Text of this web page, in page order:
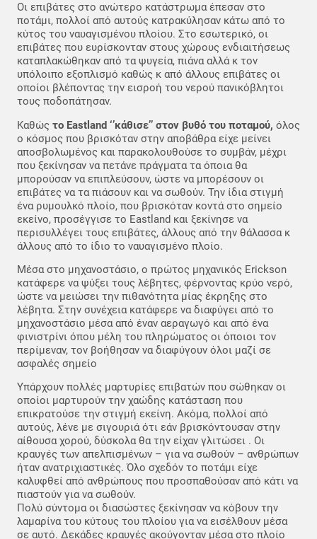
Οι επιβάτες στο ανώτερο κατάστρωμα έπεσαν στο
ποτάμι, πολλοί από αυτούς κατρακύλησαν κάτω από το
κύτος του ναυαγισμένου πλοίου. Στο εσωτερικό, οι
επιβάτες που ευρίσκονταν στους χώρους ενδιαιτήσεως
καταπλακώθηκαν από τα ψυγεία, πιάνα αλλά κ τον
υπόλοιπο εξοπλισμό καθώς κ από άλλους επιβάτες οι
οποίοι βλέποντας την εισροή του νερού πανικόβλητοι
τους ποδοπάτησαν.
Καθώς το Eastland ‘’κάθισε’’ στον βυθό του ποταμού, όλος
ο κόσμος που βρισκόταν στην αποβάθρα είχε μείνει
αποσβολωμένος και παρακολουθούσε το συμβάν, μέχρι
που ξεκίνησαν να πετάνε πράγματα τα όποια θα
μπορούσαν να επιπλεύσουν, ώστε να μπορέσουν οι
επιβάτες να τα πιάσουν και να σωθούν. Την ίδια στιγμή
ένα ρυμουλκό πλοίο, που βρισκόταν κοντά στο σημείο
εκείνο, προσέγγισε το Eastland και ξεκίνησε να
περισυλλέγει τους επιβάτες, άλλους από την θάλασσα κ
άλλους από το ίδιο το ναυαγισμένο πλοίο.
Μέσα στο μηχανοστάσιο, ο πρώτος μηχανικός Erickson
κατάφερε να ψύξει τους λέβητες, φέρνοντας κρύο νερό,
ώστε να μειώσει την πιθανότητα μίας έκρηξης στο
λέβητα. Στην συνέχεια κατάφερε να διαφύγει από το
μηχανοστάσιο μέσα από έναν αεραγωγό και από ένα
φινιστρίνι όπου μέλη του πληρώματος οι όποιοι τον
περίμεναν, τον βοήθησαν να διαφύγουν όλοι μαζί σε
ασφαλές σημείο
Υπάρχουν πολλές μαρτυρίες επιβατών που σώθηκαν οι
οποίοι μαρτυρούν την χαώδης κατάσταση που
επικρατούσε την στιγμή εκείνη. Ακόμα, πολλοί από
αυτούς, λένε με σιγουριά ότι εάν βρισκόντουσαν στην
αίθουσα χορού, δύσκολα θα την είχαν γλιτώσει . Οι
κραυγές των απελπισμένων – για να σωθούν – ανθρώπων
ήταν ανατριχιαστικές. Όλο σχεδόν το ποτάμι είχε
καλυφθεί από ανθρώπους που προσπαθούσαν από κάτι να
πιαστούν για να σωθούν.
Πολύ σύντομα οι διασώστες ξεκίνησαν να κόβουν την
λαμαρίνα του κύτους του πλοίου για να εισέλθουν μέσα
σε αυτό. Δεκάδες κραυγές ακούγονταν μέσα στο πλοίο